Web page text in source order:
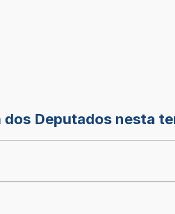
dos Deputados nesta